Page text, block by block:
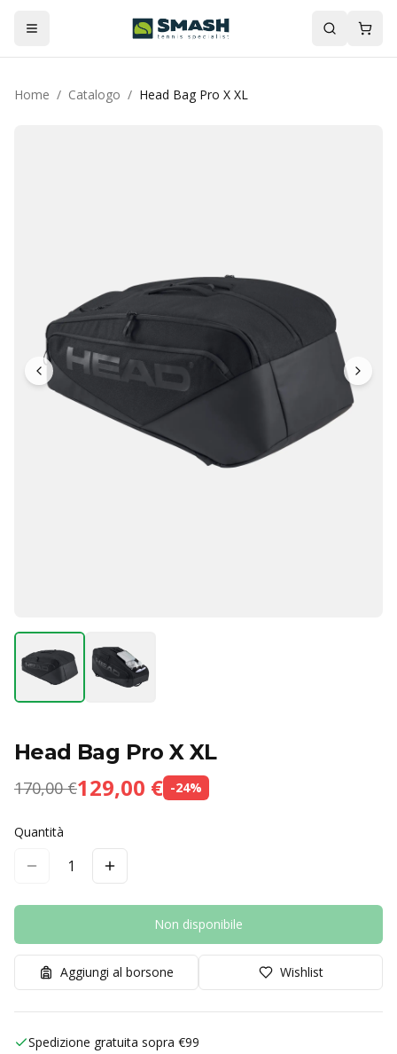
Home / Catalogo / Head Bag Pro X XL
Head Bag Pro X XL
170,00 €129,00 € -24%
Quantità
1
Non disponibile
Aggiungi al borsone Wishlist
Spedizione gratuita sopra €99